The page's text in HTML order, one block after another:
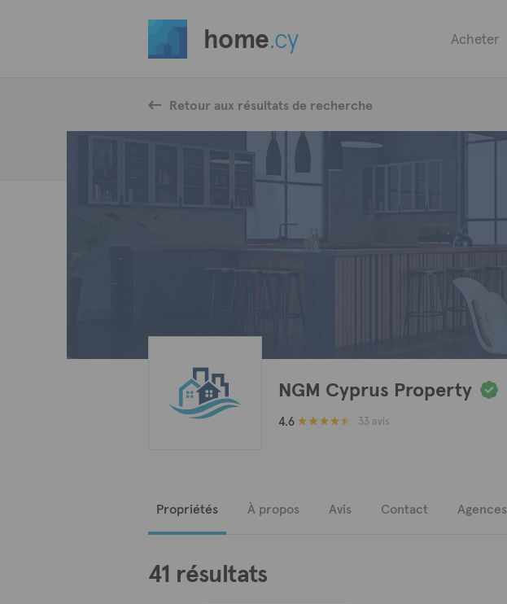
home.cy Acheter
Retour aux résultats de recherche
NGM Cyprus Property
4.6 33 avis
Propriétés À propos Avis Contact Agences
41 résultats